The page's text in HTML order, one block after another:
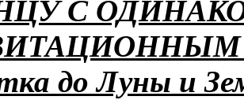
С
до Луны и